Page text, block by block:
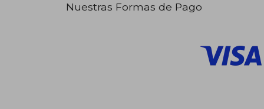
Nuestras Formas de Pago